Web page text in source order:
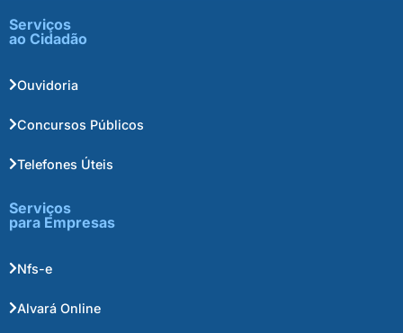
Serviços
ao Cidadão
Ouvidoria
Concursos Públicos
Telefones Úteis
Serviços
para Empresas
Nfs-e
Alvará Online